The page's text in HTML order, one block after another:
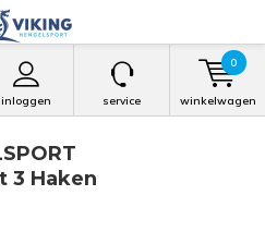
inloggen service winkelwagen
0
3 Haken